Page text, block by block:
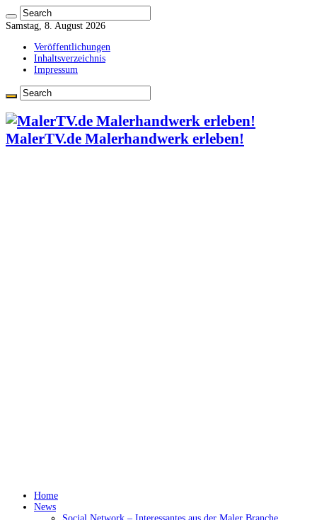
Samstag, 8. August 2026
Veröffentlichungen
Inhaltsverzeichnis
Impressum
MalerTV.de Malerhandwerk erleben!
Home
News